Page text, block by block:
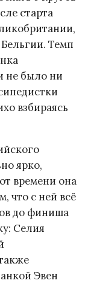
старта
Темп
не было ни
взбираясь
ярко,
времени она
что с ней всё
до финиша
Селия
Эвен